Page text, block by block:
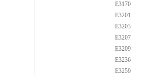
E3170
E3201
E3203
E3207
E3209
E3236
E3259